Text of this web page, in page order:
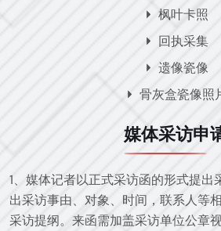
枫叶卡照
回执采集
遗像瓷像
骨灰盒瓷像照
媒体采访申
1、媒体记者以正式采访函的形式提出
出采访事由、对象、时间，联系人等
采访提纲。来函需加盖采访单位公章